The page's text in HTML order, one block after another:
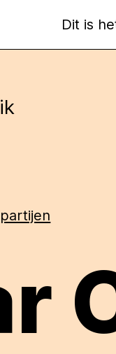
Dit is